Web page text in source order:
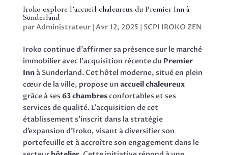
Iroko explore l’accueil chaleureux du Premier Inn à
Sunderland
parAdministrateur| Avr 12, 2025 | SCPI IROKO ZEN
Iroko continue d’affirmer sa présence sur le marché
immobilier avec l’acquisition récente du Premier
Innà Sunderland. Cet hôtel moderne, situé en plein
cœur de la ville, propose un accueil chaleureux
grâce à ses 63 chambresconfortables et ses
services de qualité. L’acquisition de cet
établissement s’inscrit dans la stratégie
d’expansion d’Iroko, visant à diversifier son
portefeuille et à accroître son engagement dans le